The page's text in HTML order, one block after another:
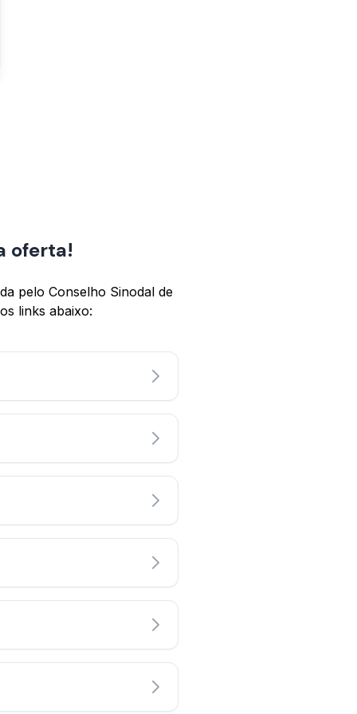
oferta!
pelo Conselho Sinodal de
links abaixo: